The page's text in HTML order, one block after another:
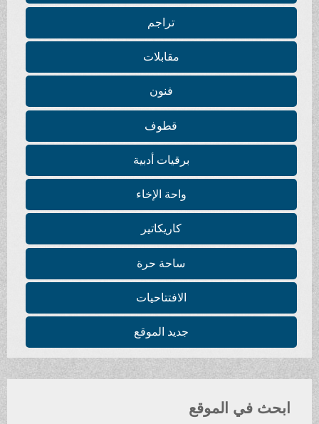
تراجم
مقابلات
فنون
قطوف
برقيات أدبية
واحة الإخاء
كاريكاتير
ساحة حرة
الافتتاحيات
جديد الموقع
ابحث في الموقع